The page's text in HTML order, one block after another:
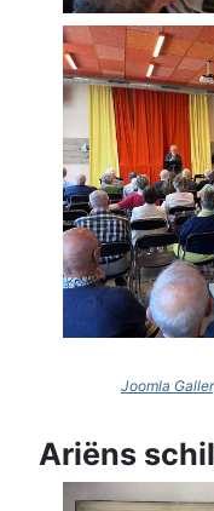
Joomla
Ariëns